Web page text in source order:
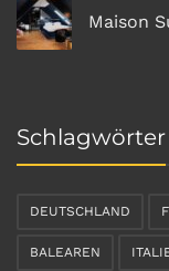
Maison
Schlagwörter
DEUTSCHLAND
BALEAREN